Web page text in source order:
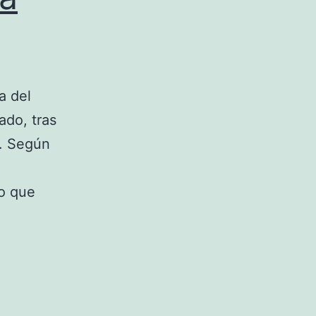
del
tras
Según
que